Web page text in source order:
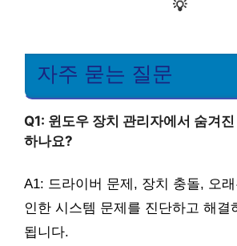
💡
자주 묻는 질문
Q1: 윈도우 장치 관리자에서 숨겨
하나요?
A1: 드라이버 문제, 장치 충돌, 오
인한 시스템 문제를 진단하고 해결
됩니다.